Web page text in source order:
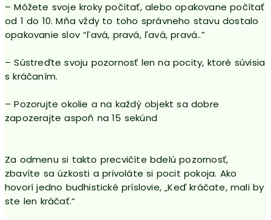
– Môžete svoje kroky počítať, alebo opakovane počítať
od 1 do 10. Mňa vždy to toho správneho stavu dostalo
opakovanie slov “ľavá, pravá, ľavá, pravá..”
– Sústreďte svoju pozornosť len na pocity, ktoré súvisia
s kráčaním.
– Pozorujte okolie a na každý objekt sa dobre
zapozerajte aspoň na 15 sekúnd
Za odmenu si takto precvičíte bdelú pozornosť,
zbavíte sa úzkosti a privoláte si pocit pokoja. Ako
hovorí jedno budhistické príslovie, „Keď kráčate, mali by
ste len kráčať.“